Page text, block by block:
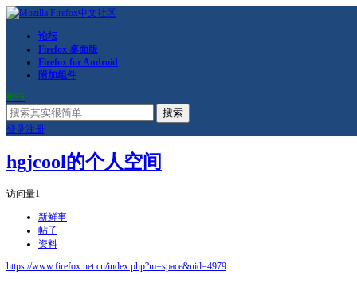
论坛
Firefox 桌面版
Firefox for Android
附加组件
RSS
搜索
登录注册
hgjcool的个人空间
访问量1
新鲜事
帖子
资料
https://www.firefox.net.cn/index.php?m=space&uid=4979